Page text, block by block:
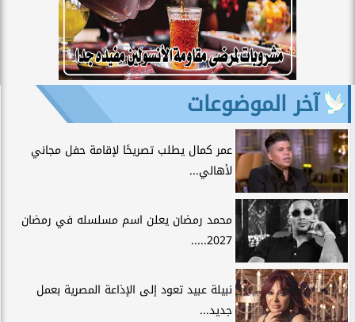
آخر الموضوعات
عمر كمال يطلب تصريحًا لإقامة حفل مجاني
لأهالي...
محمد رمضان يعلن اسم مسلسله في رمضان
2027.....
نبيلة عبيد تعود إلى الإذاعة المصرية بعمل
جديد...